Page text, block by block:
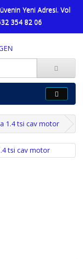
Yeni Adresi.
354 82 06
1.4 tsi cav motor